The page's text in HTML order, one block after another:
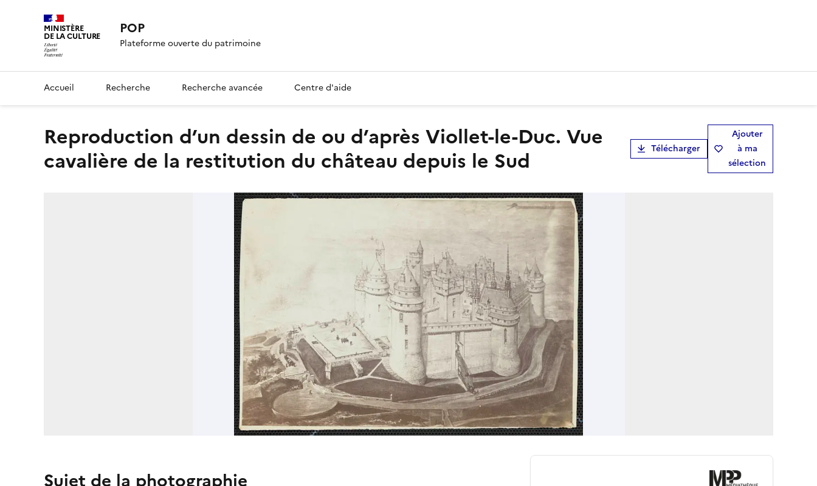
MINISTÈRE
DE LA CULTURE POP
Plateforme ouverte du patrimoine
Accueil Recherche Recherche avancée Centre d'aide
Reproduction d’un dessin de ou d’après Viollet-le-Duc. Vue
cavalière de la restitution du château depuis le Sud
Télécharger
Ajouter
à ma
sélection
Sujet de la photographie